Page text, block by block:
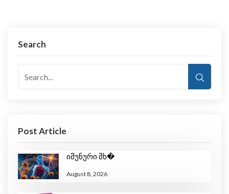
Search
Post Article
Იმუნური Მხ�
August 8, 2026